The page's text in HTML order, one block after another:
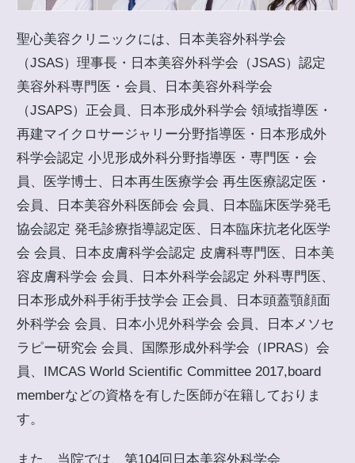
聖心美容クリニックには、日本美容外科学会
（JSAS）理事長・日本美容外科学会（JSAS）認定
美容外科専門医・会員、日本美容外科学会
（JSAPS）正会員、日本形成外科学会 領域指導医・
再建マイクロサージャリー分野指導医・日本形成外
科学会認定 小児形成外科分野指導医・専門医・会
員、医学博士、日本再生医療学会 再生医療認定医・
会員、日本美容外科医師会 会員、日本臨床医学発毛
協会認定 発毛診療指導認定医、日本臨床抗老化医学
会 会員、日本皮膚科学会認定 皮膚科専門医、日本美
容皮膚科学会 会員、日本外科学会認定 外科専門医、
日本形成外科手術手技学会 正会員、日本頭蓋顎顔面
外科学会 会員、日本小児外科学会 会員、日本メソセ
ラピー研究会 会員、国際形成外科学会（IPRAS）会
員、IMCAS World Scientific Committee 2017,board
memberなどの資格を有した医師が在籍しておりま
す。
また、当院では、第104回日本美容外科学会